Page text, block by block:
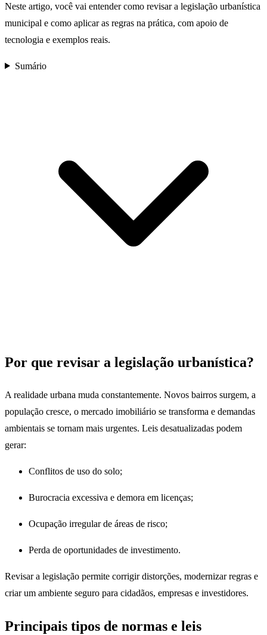
Neste artigo, você vai entender como revisar a legislação urbanística
municipal e como aplicar as regras na prática, com apoio de
tecnologia e exemplos reais.
Sumário
Por que revisar a legislação urbanística?
A realidade urbana muda constantemente. Novos bairros surgem, a
população cresce, o mercado imobiliário se transforma e demandas
ambientais se tornam mais urgentes. Leis desatualizadas podem
gerar:
Conflitos de uso do solo;
Burocracia excessiva e demora em licenças;
Ocupação irregular de áreas de risco;
Perda de oportunidades de investimento.
Revisar a legislação permite corrigir distorções, modernizar regras e
criar um ambiente seguro para cidadãos, empresas e investidores.
Principais tipos de normas e leis